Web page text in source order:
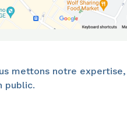
mettons notre
public.